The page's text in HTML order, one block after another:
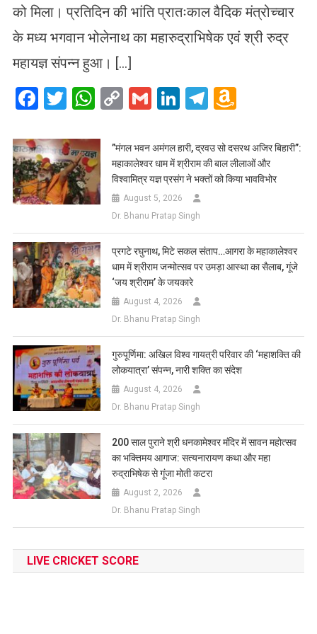
को मिला। प्रतिदिन की भांति प्रातःकाल वैदिक मंत्रोच्चार
के मध्य भगवान भोलेनाथ का महारुद्राभिषेक एवं श्री रुद्र
महायज्ञ संपन्न हुआ। […]
Facebook
Twitter
WhatsApp
CopyGmailLinkedIn
Telegram
List
​”मंगल भवन अमंगल हारी, द्रवउ सो दसरथ अजिर बिहारी”:
महाकालेश्वर धाम में श्रीराम की बाल लीलाओं और
विश्वामित्र यज्ञ प्रसंग ने भक्तों को किया भावविभोर
August 5, 2026
Dr. Bhanu Pratap Singh
प्रगटे रघुनाथ, मिटे सकल संताप…आगरा के महाकालेश्वर
धाम में श्रीराम जन्मोत्सव पर उमड़ा आस्था का सैलाब, गूंजे
‘जय श्रीराम’ के जयकारे
August 4, 2026
Dr. Bhanu Pratap Singh
गुरुपूर्णिमा: अखिल विश्व गायत्री परिवार की ‘महाशक्ति की
लोकयात्रा’ संपन्न, नारी शक्ति का संदेश
August 4, 2026
Dr. Bhanu Pratap Singh
200 साल पुराने श्री धनकामेश्वर मंदिर में सावन महोत्सव
का भक्तिमय आगाज: सत्यनारायण कथा और महा
रुद्राभिषेक से गूंजा मोती कटरा
August 2, 2026
Dr. Bhanu Pratap Singh
LIVE CRICKET SCORE